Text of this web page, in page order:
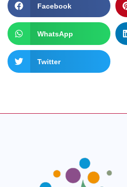
Facebook
WhatsApp
Twitter